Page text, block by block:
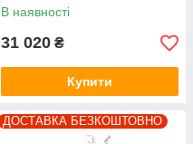
В наявності
31 020 ₴
Купити
ДОСТАВКА БЕЗКОШТОВНО